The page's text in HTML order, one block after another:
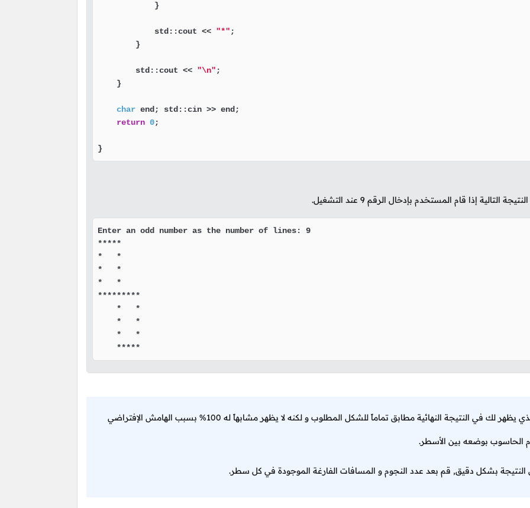
            }
            std::cout <<
"*" ;
        }
        std::cout <<
"\n" ;
    }
char end; std::cin >> end;
return 0;
}
التالية إذا قام المستخدم بإدخال الرقم 9 عند التشغيل.
Enter an odd number as the number of lines: 9
*****
*   *
*   *
*   *
*********
    *   *
    *   *
    *   *
    *****
الشكل الذي يظهر لك في النتيجة النهائية مطابق تماماً للشكل المطلوب و لكنه لا يظهر مشابهاً له 100% بسبب الهامش الإفتراضي
الحاسوب بوضعه بين الأسطر.
النتيجة بشكل دقيق, قم بعد عدد النجوم و المسافات الفارغة الموجودة في كل سطر.